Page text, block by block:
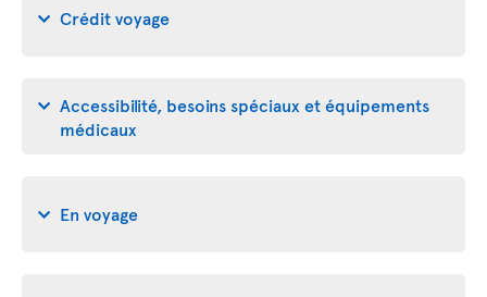
Crédit voyage
Accessibilité, besoins spéciaux et équipements
médicaux
En voyage